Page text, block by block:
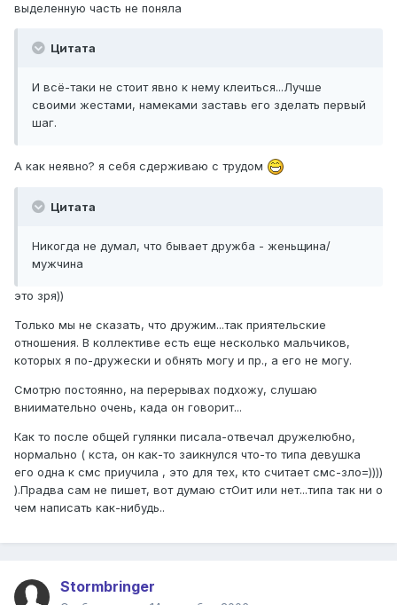
выделенную часть не поняла
Цитата
И всё-таки не стоит явно к нему клеиться...Лучше
своими жестами, намеками заставь его зделать первый
шаг.
А как неявно? я себя сдерживаю с трудом
Цитата
Никогда не думал, что бывает дружба - женьщина/
мужчина
это зря))
Только мы не сказать, что дружим...так приятельские
отношения. В коллективе есть еще несколько мальчиков,
которых я по-дружески и обнять могу и пр., а его не могу.
Смотрю постоянно, на перерывах подхожу, слушаю
вниимательно очень, када он говорит...
Как то после общей гулянки писала-отвечал дружелюбно,
нормально ( кста, он как-то заикнулся что-то типа девушка
его одна к смс приучила , это для тех, кто считает смс-зло=))))
).Прадва сам не пишет, вот думаю стОит или нет...типа так ни о
чем написать как-нибудь..
Stormbringer